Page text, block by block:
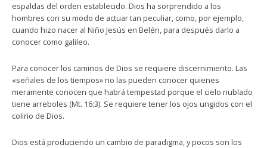
espaldas del orden establecido. Dios ha sorprendido a los
hombres con su modo de actuar tan peculiar, como, por ejemplo,
cuando hizo nacer al Niño Jesús en Belén, para después darlo a
conocer como galileo.
Para conocer los caminos de Dios se requiere discernimiento. Las
«señales de los tiempos» no las pueden conocer quienes
meramente conocen que habrá tempestad porque el cielo nublado
tiene arreboles (Mt. 16:3). Se requiere tener los ojos ungidos con el
colirio de Dios.
Dios está produciendo un cambio de paradigma, y pocos son los